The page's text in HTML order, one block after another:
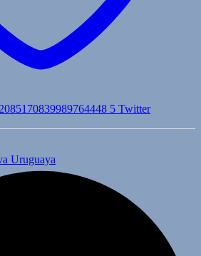
5 Twitter
Uruguaya